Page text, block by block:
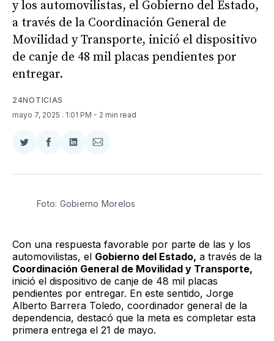
y los automovilistas, el Gobierno del Estado,
a través de la Coordinación General de
Movilidad y Transporte, inició el dispositivo
de canje de 48 mil placas pendientes por
entregar.
24NOTICIAS
mayo 7, 2025 . 1:01 PM - 2 min read
Compartir
Twitter
Compartir
Facebook
Compartir
LinkedIn
Compartir
Email
Foto: Gobierno Morelos
Con una respuesta favorable por parte de las y los
automovilistas, el Gobierno del Estado, a través de la
Coordinación General de Movilidad y Transporte,
inició el dispositivo de canje de 48 mil placas
pendientes por entregar. En este sentido, Jorge
Alberto Barrera Toledo, coordinador general de la
dependencia, destacó que la meta es completar esta
primera entrega el 21 de mayo.